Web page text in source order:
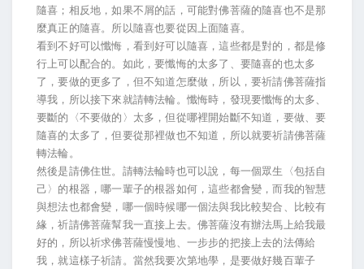
隨喜；相反地，如果不屑的話，可能對佛菩薩的隨喜也不是那
麼真正的隨喜。所以隨喜也要從因上面隨喜。
看到不好可以懺悔，看到好可以隨喜，這些都是對的，都是修
行上可以配合的。如此，要懺悔的太多了、要隨喜的也太多
了，要做的更多了，但不知道怎麼做，所以，要祈請佛菩薩指
導我，所以接下來就請轉法輪。懺悔時，發現要懺悔的太多、
要斷的〈不要做的〉太多，但從哪裡開始斷不知道，要做、要
隨喜的太多了，但要從那裡做也不知道，所以就要祈請佛菩薩
轉法輪。
然後是請佛住世。請轉法輪時也可以說，每一個眾生〈包括自
己〉的根器，哪一輩子的根器如何，這些都會變，而我的智慧
與想法也都會變，哪一個時候哪一個法與我比較契合、比較有
緣，祈請佛菩薩幫我一直接上去。佛菩薩沒有辦法馬上給我最
好的，所以祈求佛菩薩慢慢地、一步步的把接上去的法傳給
我，就這樣子祈請。當然我要次第地學，是要做好幾百輩子